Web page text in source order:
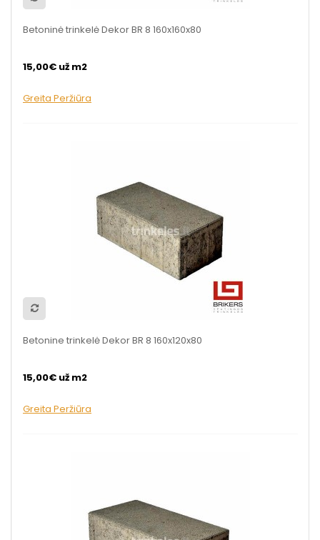
Betoninė trinkelė Dekor BR 8 160x160x80
15,00€ už m2
Greita Peržiūra
Betonine trinkelė Dekor BR 8 160x120x80
15,00€ už m2
Greita Peržiūra